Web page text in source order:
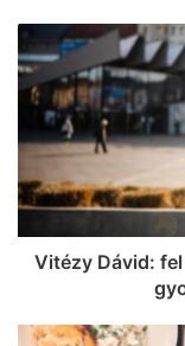
Vitézy Dávid: